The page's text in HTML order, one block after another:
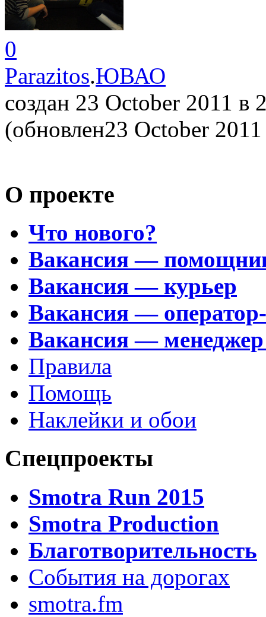
0
Parazitos.ЮВАО
создан 23 October 2011 в
(обновлен23 October
О проекте
Что нового?
Вакансия —
Вакансия — курьер
Вакансия —
Вакансия —
Правила
Помощь
Наклейки и обои
Спецпроекты
Smotra Run 2015
Smotra Production
Благотворительность
События на дорогах
smotra.fm